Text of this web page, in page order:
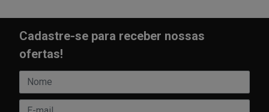
Cadastre-se para receber nossas
ofertas!